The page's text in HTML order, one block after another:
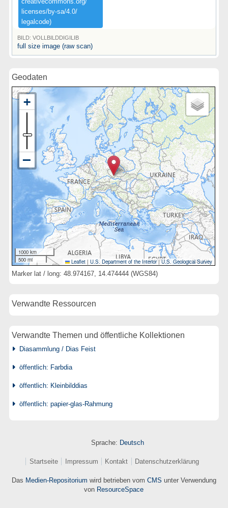
licenses/​by-​sa/​4.​0/​
legalcode)​
BILD: VOLLBILDDIGILIB
full size image (raw scan)
Geodaten
1000 km
500 mi
Leaflet | U.S. Department of the Interior|U.S. Geological Survey
Marker lat / long: 48.974167, 14.474444 (WGS84)
Verwandte Ressourcen
Verwandte Themen und öffentliche Kollektionen
Diasammlung / Dias Feist
öffentlich: Farbdia
öffentlich: Kleinbilddias
öffentlich: papier-glas-Rahmung
Sprache: Deutsch
Startseite Impressum Kontakt Datenschutzerklärung
Das Medien-Repositorium wird betrieben vom CMS unter Verwendung
von ResourceSpace